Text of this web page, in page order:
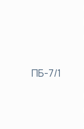
ПБ-7/1